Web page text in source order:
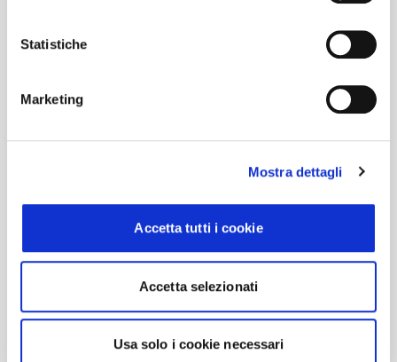
Statistiche
Marketing
Mostra dettagli
Accetta tutti i cookie
Accetta selezionati
Usa solo i cookie necessari
#BusForFun #Elodie #ElodieShow2027
#ElodieLive #
Elodie Di Patrizi, nota semplicemente come
Elodie, nata a Roma nel 1990, cresce ai